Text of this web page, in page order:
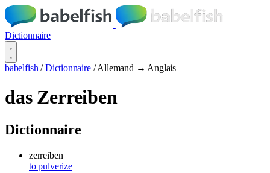
Dictionnaire
babelfish / Dictionnaire / Allemand → Anglais
das Zerreiben
Dictionnaire
zerreiben
to pulverize